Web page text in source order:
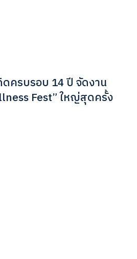
ดครบรอบ 14 ปี จัดงาน
Fest” ใหญ่สุดครั้ง